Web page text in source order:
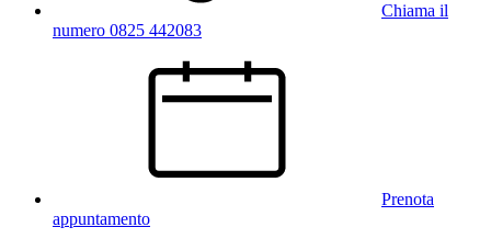
Chiama il
numero 0825 442083
Prenota
appuntamento